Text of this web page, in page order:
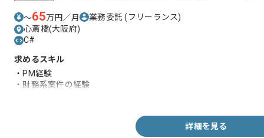
〜65万円／月 業務委託(フリーランス)
心斎橋(大阪府)
C#
求めるスキル
・PM経験
・財務系案件の経験
詳細を見る